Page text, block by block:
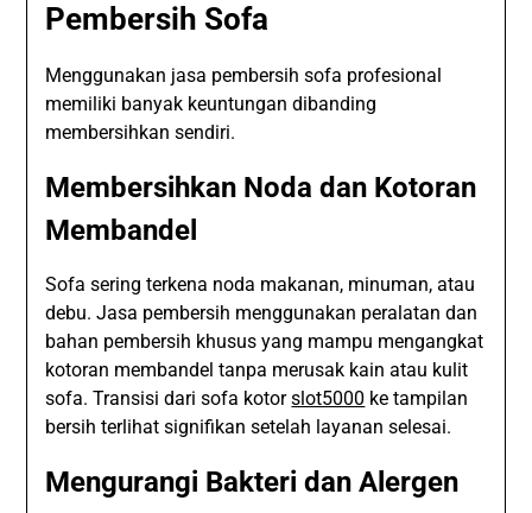
Pembersih Sofa
Menggunakan jasa pembersih sofa profesional
memiliki banyak keuntungan dibanding
membersihkan sendiri.
Membersihkan Noda dan Kotoran
Membandel
Sofa sering terkena noda makanan, minuman, atau
debu. Jasa pembersih menggunakan peralatan dan
bahan pembersih khusus yang mampu mengangkat
kotoran membandel tanpa merusak kain atau kulit
sofa. Transisi dari sofa kotorslot5000 ke tampilan
bersih terlihat signifikan setelah layanan selesai.
Mengurangi Bakteri dan Alergen